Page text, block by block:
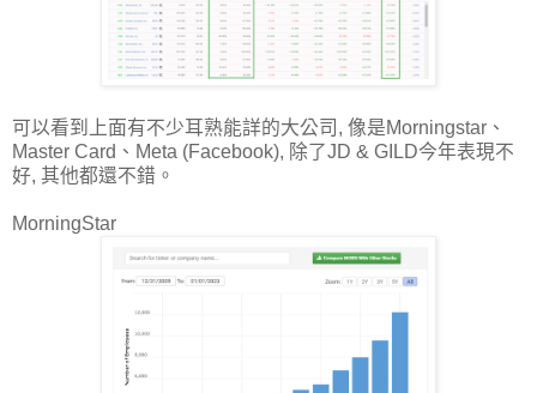
可以看到上面有不少耳熟能詳的大公司, 像是Morningstar、
Master Card、Meta (Facebook), 除了JD & GILD今年表現不
好, 其他都還不錯。
MorningStar